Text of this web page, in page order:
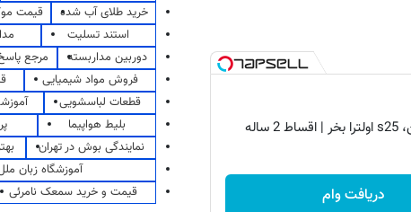
دریافت وام
خرید طلای آب شده
قیمت
استند تسلیت
دوربین مداربسته
مرجع
فروش مواد شیمیایی
قطعات لباسشویی
بلیط هواپیما
نمایندگی بوش در تهران
آموزشگاه زبان
قیمت و خرید سمعک نامرئی